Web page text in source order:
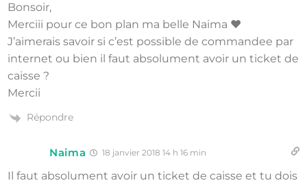
Bonsoir,
Merciii pour ce bon plan ma belle Naima ❤️
J’aimerais savoir si c’est possible de commandee par
internet ou bien il faut absolument avoir un ticket de
caisse ?
Mercii
Répondre
Naima 18 janvier 2018 14 h 16 min
Il faut absolument avoir un ticket de caisse et tu dois